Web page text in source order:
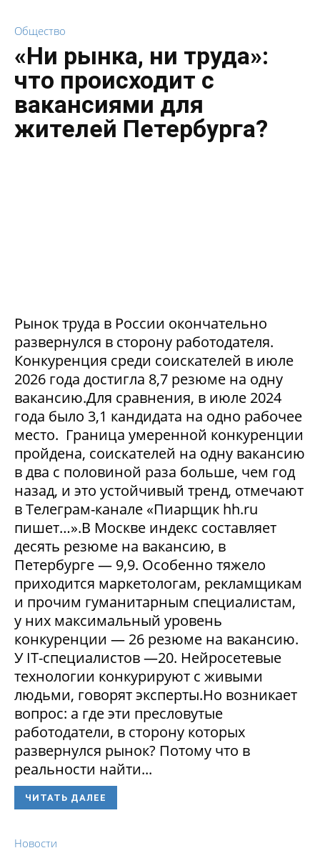
Общество
«Ни рынка, ни труда»:
что происходит с
вакансиями для
жителей Петербурга?
Рынок труда в России окончательно
развернулся в сторону работодателя.
Конкуренция среди соискателей в июле
2026 года достигла 8,7 резюме на одну
вакансию.Для сравнения, в июле 2024
года было 3,1 кандидата на одно рабочее
место. Граница умеренной конкуренции
пройдена, соискателей на одну вакансию
в два с половиной раза больше, чем год
назад, и это устойчивый тренд, отмечают
в Телеграм-канале «Пиарщик hh.ru
пишет…».В Москве индекс составляет
десять резюме на вакансию, в
Петербурге — 9,9. Особенно тяжело
приходится маркетологам, рекламщикам
и прочим гуманитарным специалистам,
у них максимальный уровень
конкуренции — 26 резюме на вакансию.
У IT-специалистов —20. Нейросетевые
технологии конкурируют с живыми
людьми, говорят эксперты.Но возникает
вопрос: а где эти пресловутые
работодатели, в сторону которых
развернулся рынок? Потому что в
реальности найти...
ЧИТАТЬ ДАЛЕЕ
Новости